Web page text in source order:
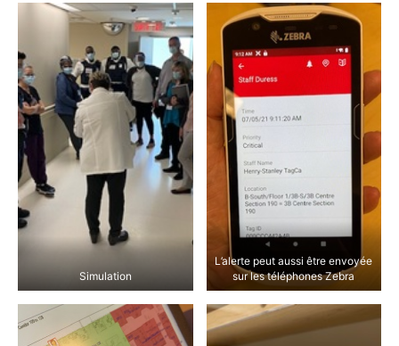
Simulation
L’alerte peut aussi être envoyée
sur les téléphones Zebra